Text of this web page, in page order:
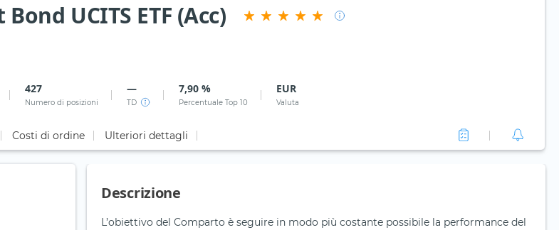
UCITS ETF (Acc)
427
Numero di posizioni
—
TD
7,90 %
Percentuale Top 10
EUR
Valuta
Costi di ordine Ulteriori dettagli
Descrizione
L’obiettivo del Comparto è seguire in modo più costante possibile la performance del